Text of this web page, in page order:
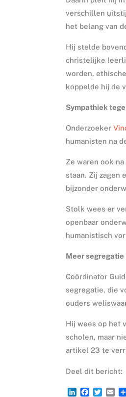
verschillen
het belang van
Hij stelde
christelijke
worden,
koppelde hij de
Sympathiek
Onderzoeker
humanisten na
Ze waren ook
staan. Zij zagen
bijzonder
Stolk wees er
openbaar
humanistisch
Meer segregatie
Coördinator
segregatie, die
ouders
Hij wees op het
scholen, maar
artikel 23 te
Deel dit bericht:
L
F
T
E